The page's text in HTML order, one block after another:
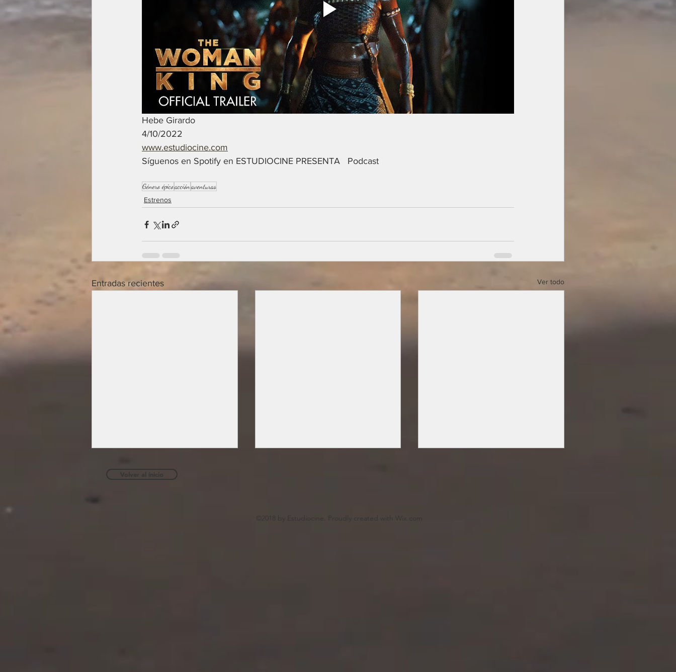
Hebe Girardo
4/10/2022
www.estudiocine.com
Síguenos en Spotify en ESTUDIOCINE PRESENTA   Podcast
Género épicoacciónaventuras
Estrenos
Entradas recientes Ver todo
Volver al inicio
©2018 by Estudiocine. Proudly created with Wix.com